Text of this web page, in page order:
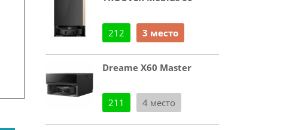
212 3 место
Dreame X60 Master
211 4 место